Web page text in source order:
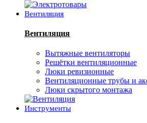
Вентиляция
Вентиляция
Вытяжные вентиляторы
Решётки вентиляционные
Люки ревизионные
Вентиляционные трубы и
Люки скрытого монтажа
Инструменты